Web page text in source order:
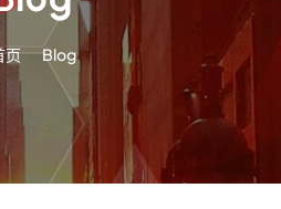
页 Blog